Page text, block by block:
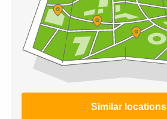
Similar locations